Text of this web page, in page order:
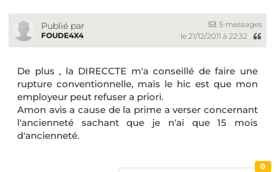
Publié par
FOUDE4X4
5 messages
le 21/12/2011 à 22:32
De plus , la DIRECCTE m'a conseillé de faire une
rupture conventionnelle, mais le hic est que mon
employeur peut refuser a priori.
Amon avis a cause de la prime a verser concernant
l'ancienneté sachant que je n'ai que 15 mois
d'ancienneté.
0